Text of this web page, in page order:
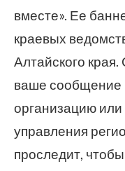
вместе». Ее
краевых
Алтайского
ваше сообщение
организацию
управления
проследит,